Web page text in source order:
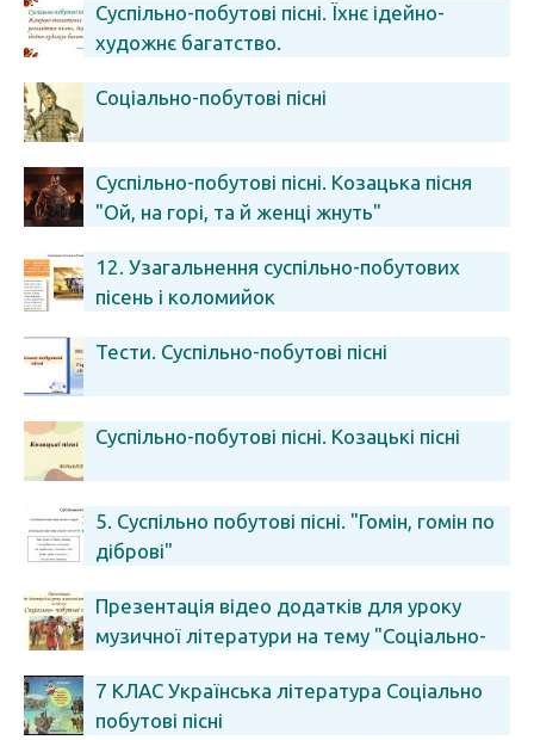
Суспільно-побутові пісні. Їхнє ідейно-
художнє багатство.
Соціально-побутові пісні
Суспільно-побутові пісні. Козацька пісня
"Ой, на горі, та й женці жнуть"
12. Узагальнення суспільно-побутових
пісень і коломийок
Тести. Суспільно-побутові пісні
Суспільно-побутові пісні. Козацькі пісні
5. Суспільно побутові пісні. "Гомін, гомін по
діброві"
Презентація відео додатків для уроку
музичної літератури на тему "Соціально-
7 КЛАС Українська література Соціально
побутові пісні